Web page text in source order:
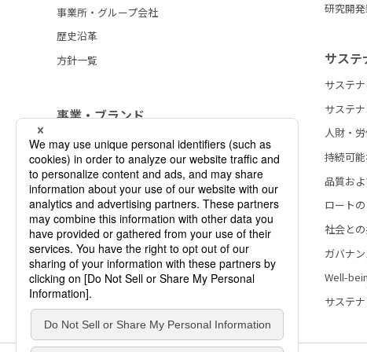
事業所・グループ会社
歴史沿革
方針一覧
事業・ブランド
研究開
サステ
サステ
サステ
人財・
持続可
品質お
ロートの
社会と
ガバナン
Well-
サステ